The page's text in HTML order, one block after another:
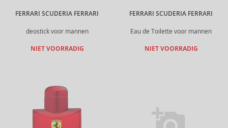
FERRARI SCUDERIA FERRARI
deostick voor mannen
NIET VOORRADIG
FERRARI SCUDERIA FERRARI
Eau de Toilette voor mannen
NIET VOORRADIG